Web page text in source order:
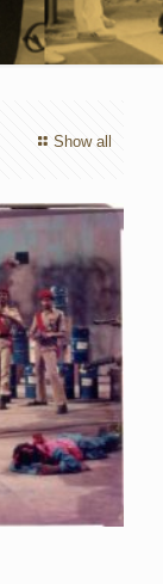
Show all